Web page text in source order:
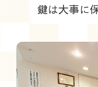
鍵は大事に